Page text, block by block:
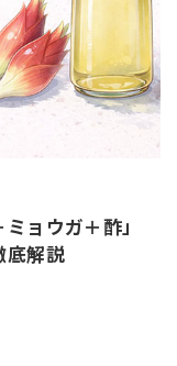
ョウガ＋酢」
底解説